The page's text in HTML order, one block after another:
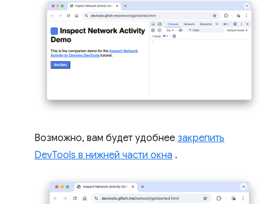
Возможно, вам будет удобнее закрепить
DevTools в нижней части окна .